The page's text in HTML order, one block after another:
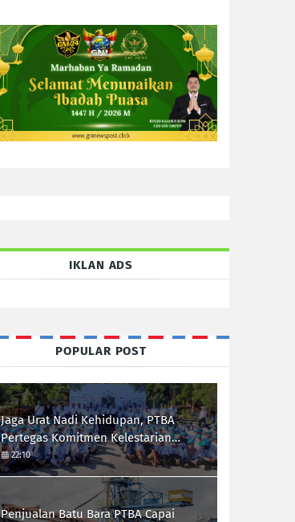
IKLAN ADS
POPULAR POST
Jaga Urat Nadi Kehidupan, PTBA
Pertegas Komitmen Kelestarian
Sungai dalam Konferensi Sungai
Indonesia 2026
22:10
Penjualan Batu Bara PTBA Capai